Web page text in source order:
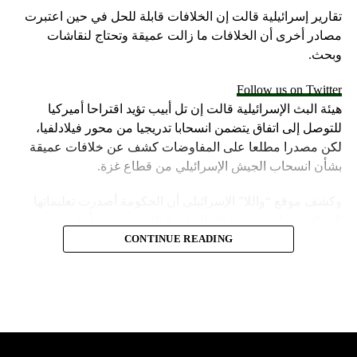
تقارير إسرائيلية قالت إن الخلافات قابلة للحل في حين اعتبرت
مصادر أخرى أن الخلافات ما زالت عميقة وتحتاج لنقاشات
وبحث.
Follow us on Twitter
هيئة البث الإسرائيلية قالت إن تل أبيب تؤيد اقتراحا أميركيا
للتوصل إلى اتفاق يتضمن انسحابا تدريجيا من محور فيلادلفيا،
لكن مصدرا مطلعا على المفاوضات كشف عن خلافات عميقة
بشأن انسحاب الجيش الإسرائيلي من قطاع غزة.
موقف إسرائيل في محادثات الهدنة.
CONTINUE READING